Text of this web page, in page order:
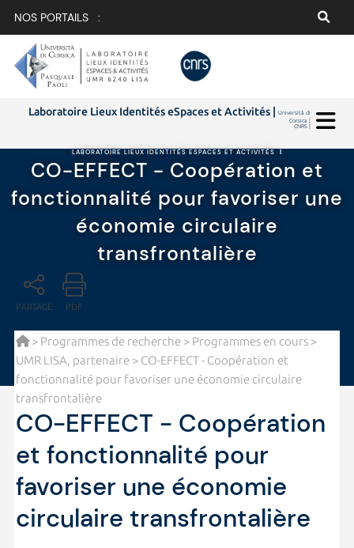
NOS PORTAILS :
Laboratoire Lieux Identités eSpaces et Activités |Università di
Corsica |
CNRS |
LABORATOIRE LIEUX IDENTITÉS ESPACES ET ACTIVITÉS |
CO-EFFECT - Coopération et
fonctionnalité pour favoriser une
économie circulaire
transfrontalière
PARTAGE PDF
> Programmes de recherche> Programmes en cours>
UMR LISA, partenaire> CO-EFFECT - Coopération et
fonctionnalité pour favoriser une économie circulaire
transfrontalière
CO-EFFECT - Coopération
et fonctionnalité pour
favoriser une économie
circulaire transfrontalière